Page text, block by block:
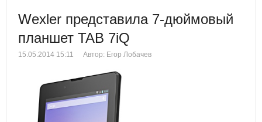
Wexler представила 7-дюймовый
планшет TAB 7iQ
15.05.2014 15:11 Автор: Егор Лобачев